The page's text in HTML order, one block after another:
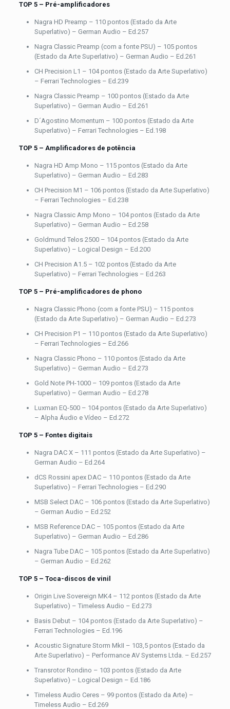
TOP 5 – Pré-amplificadores
Nagra HD Preamp – 110 pontos (Estado da Arte
Superlativo) – German Audio – Ed.257
Nagra Classic Preamp (com a fonte PSU) – 105 pontos
(Estado da Arte Superlativo) – German Audio – Ed.261
CH Precision L1 – 104 pontos (Estado da Arte Superlativo)
– Ferrari Technologies – Ed.239
Nagra Classic Preamp – 100 pontos (Estado da Arte
Superlativo) – German Audio – Ed.261
D´Agostino Momentum – 100 pontos (Estado da Arte
Superlativo) – Ferrari Technologies – Ed.198
TOP 5 – Amplificadores de potência
Nagra HD Amp Mono – 115 pontos (Estado da Arte
Superlativo) – German Audio – Ed.283
CH Precision M1 – 106 pontos (Estado da Arte Superlativo)
– Ferrari Technologies – Ed.238
Nagra Classic Amp Mono – 104 pontos (Estado da Arte
Superlativo) – German Audio – Ed.258
Goldmund Telos 2500 – 104 pontos (Estado da Arte
Superlativo) – Logical Design – Ed.200
CH Precision A1.5 – 102 pontos (Estado da Arte
Superlativo) – Ferrari Technologies – Ed.263
TOP 5 – Pré-amplificadores de phono
Nagra Classic Phono (com a fonte PSU) – 115 pontos
(Estado da Arte Superlativo) – German Audio – Ed.273
CH Precision P1 – 110 pontos (Estado da Arte Superlativo)
– Ferrari Technologies – Ed.266
Nagra Classic Phono – 110 pontos (Estado da Arte
Superlativo) – German Audio – Ed.273
Gold Note PH-1000 – 109 pontos (Estado da Arte
Superlativo) – German Audio – Ed.278
Luxman EQ-500 – 104 pontos (Estado da Arte Superlativo)
– Alpha Áudio e Vídeo – Ed.272
TOP 5 – Fontes digitais
Nagra DAC X – 111 pontos (Estado da Arte Superlativo) –
German Audio – Ed.264
dCS Rossini apex DAC – 110 pontos (Estado da Arte
Superlativo) – Ferrari Technologies – Ed.290
MSB Select DAC – 106 pontos (Estado da Arte Superlativo)
– German Audio – Ed.252
MSB Reference DAC – 105 pontos (Estado da Arte
Superlativo) – German Audio – Ed.286
Nagra Tube DAC – 105 pontos (Estado da Arte Superlativo)
– German Audio – Ed.262
TOP 5 – Toca-discos de vinil
Origin Live Sovereign MK4 – 112 pontos (Estado da Arte
Superlativo) – Timeless Audio – Ed.273
Basis Debut – 104 pontos (Estado da Arte Superlativo) –
Ferrari Technologies – Ed.196
Acoustic Signature Storm MkII – 103,5 pontos (Estado da
Arte Superlativo) – Performance AV Systems Ltda. – Ed.257
Transrotor Rondino – 103 pontos (Estado da Arte
Superlativo) – Logical Design – Ed.186
Timeless Audio Ceres – 99 pontos (Estado da Arte) –
Timeless Audio – Ed.269